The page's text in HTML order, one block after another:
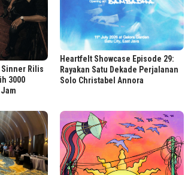
Rilis
3000
Heartfelt Showcase Episode 29:
Rayakan Satu Dekade Perjalanan
Solo Christabel Annora